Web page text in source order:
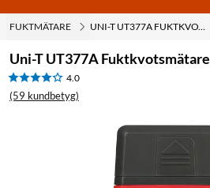
FUKTMÄTARE UNI-T UT377A FUKTKVOTSMÄTARE
Uni-T UT377A Fuktkvotsmätare
4.0
(59 kundbetyg)